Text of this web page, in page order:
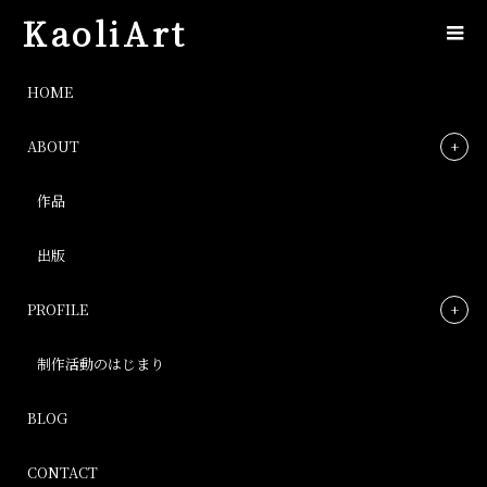
KaoliArt
HOME
ABOUT
作品
出版
PROFILE
制作活動のはじまり
BLOG
CONTACT
IMG_3289_10350
Post